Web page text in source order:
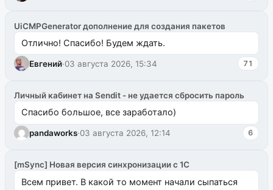
UiCMPGenerator дополнение для создания пакетов
Отлично! Спасибо! Будем ждать.
Евгений·03 августа 2026, 15:34 71
Личный кабинет на Sendit - не удается сбросить пароль
Спасибо большое, все заработало)
pandaworks·03 августа 2026, 12:14 6
[mSync] Новая версия синхронизации с 1С
Всем привет. В какой то момент начали сыпаться